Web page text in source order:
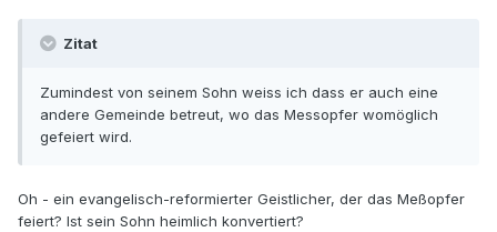
Zitat
Zumindest von seinem Sohn weiss ich dass er auch eine
andere Gemeinde betreut, wo das Messopfer womöglich
gefeiert wird.
Oh - ein evangelisch-reformierter Geistlicher, der das Meßopfer
feiert? Ist sein Sohn heimlich konvertiert?